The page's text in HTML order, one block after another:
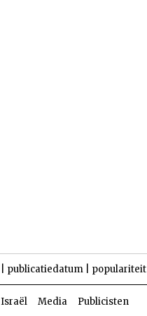
publicatiedatum populariteit
Israël Media Publicisten